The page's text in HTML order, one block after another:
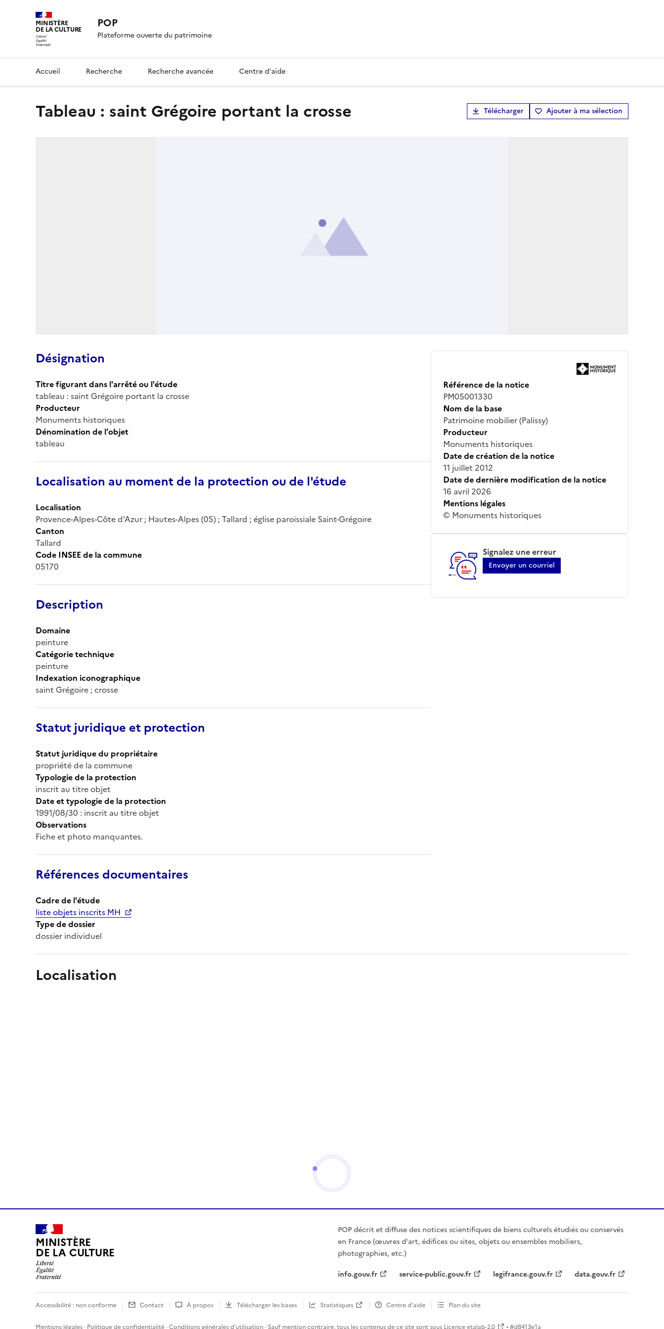
MINISTÈRE
DE LA CULTURE POP
Plateforme ouverte du patrimoine
Accueil Recherche Recherche avancée Centre d'aide
tableau : saint Grégoire portant la crosse Télécharger Ajouter à ma sélection
Désignation
Titre figurant dans l'arrêté ou l'étude
tableau : saint Grégoire portant la crosse
Producteur
Monuments historiques
Dénomination de l'objet
tableau
Localisation au moment de la protection ou de l'étude
Localisation
Provence-Alpes-Côte d'Azur ; Hautes-Alpes (05) ; Tallard ; église paroissiale Saint-Grégoire
Canton
Tallard
Code INSEE de la commune
05170
Description
Domaine
peinture
Catégorie technique
peinture
Indexation iconographique
saint Grégoire ; crosse
Statut juridique et protection
Statut juridique du propriétaire
propriété de la commune
Typologie de la protection
inscrit au titre objet
Date et typologie de la protection
1991/08/30 : inscrit au titre objet
Observations
Fiche et photo manquantes.
Références documentaires
Cadre de l'étude
liste objets inscrits MH
Type de dossier
dossier individuel
Référence de la notice
PM05001330
Nom de la base
Patrimoine mobilier (Palissy)
Producteur
Monuments historiques
Date de création de la notice
11 juillet 2012
Date de dernière modification de la notice
16 avril 2026
Mentions légales
© Monuments historiques
Signalez une erreur
Envoyer un courriel
Localisation
MINISTÈRE
DE LA CULTURE
POP décrit et diffuse des notices scientifiques de biens culturels étudiés ou conservés
en France (œuvres d'art, édifices ou sites, objets ou ensembles mobiliers,
photographies, etc.)
info.gouv.fr
service-public.gouv.fr legifrance.gouv.fr data.gouv.fr
Accessibilité : non conforme Contact À propos Télécharger les bases Statistiques Centre d’aide Plan du site
Mentions légales · Politique de confidentialité ·Conditions générales d'utilisation · Sauf mention contraire, tous les contenus de ce site sont sous Licence etalab-2.0 • #d8413e1a